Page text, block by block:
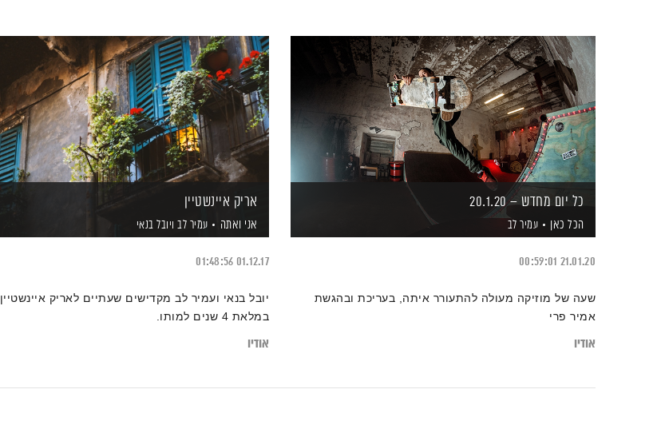
כל יום מחדש – 20.1.20
הכל כאן עמיר לב
21.01.20
00:59:01
שעה של מוזיקה מעולה להתעורר איתה, בעריכת ובהגשת
אמיר פרי
אודיו
אריק איינשטיין
אני ואתה עמיר לב ויובל בנאי
01.12.17
01:48:56
יובל בנאי ועמיר לב מקדישים שעתיים לאריק איינשטיין,
במלאת 4 שנים למותו.
אודיו